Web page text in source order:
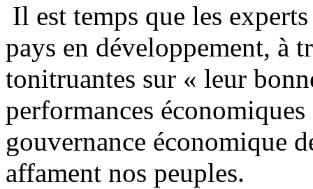
Il est temps que les
pays en développement, à
tonitruantes sur « leur
performances
gouvernance économique
affament nos peuples.